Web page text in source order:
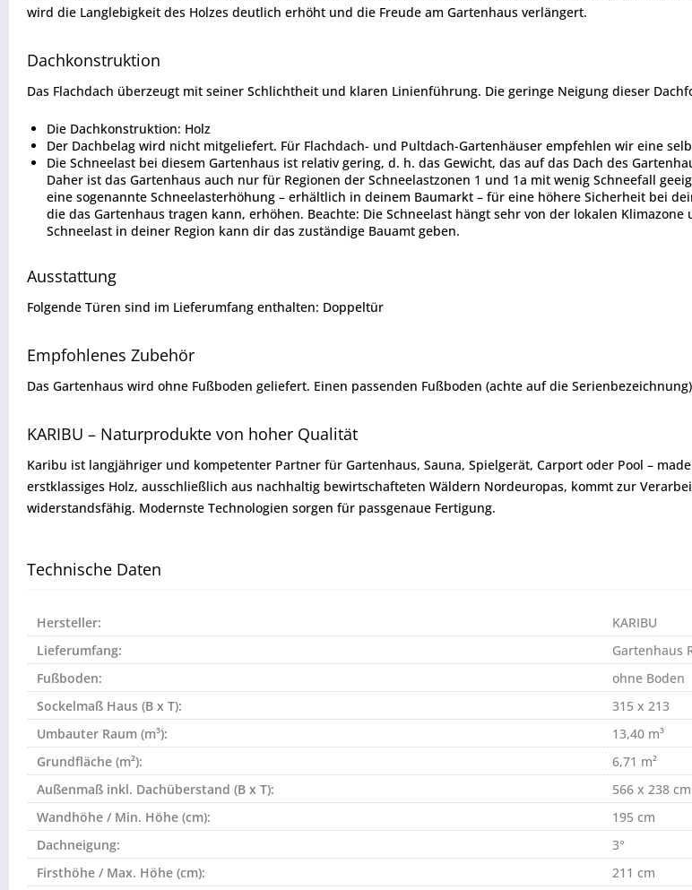
wird die Langlebigkeit des Holzes deutlich erhöht und die Freude am Gartenhaus verlängert.
Dachkonstruktion
Das Flachdach überzeugt mit seiner Schlichtheit und klaren Linienführung. Die geringe Neigung dieser
Die Dachkonstruktion: Holz
Der Dachbelag wird nicht mitgeliefert. Für Flachdach- und Pultdach-Gartenhäuser empfehlen wir eine
Die Schneelast bei diesem Gartenhaus ist relativ gering, d. h. das Gewicht, das auf das Dach des
Daher ist das Gartenhaus auch nur für Regionen der Schneelastzonen 1 und 1a mit wenig Schneefall
eine sogenannte Schneelasterhöhung – erhältlich in deinem Baumarkt – für eine höhere Sicherheit bei
die das Gartenhaus tragen kann, erhöhen. Beachte: Die Schneelast hängt sehr von der lokalen
Schneelast in deiner Region kann dir das zuständige Bauamt geben.
Ausstattung
Folgende Türen sind im Lieferumfang enthalten: Doppeltür
Empfohlenes Zubehör
Das Gartenhaus wird ohne Fußboden geliefert. Einen passenden Fußboden (achte auf die
KARIBU – Naturprodukte von hoher Qualität
Karibu ist langjähriger und kompetenter Partner für Gartenhaus, Sauna, Spielgerät, Carport oder Pool –
erstklassiges Holz, ausschließlich aus nachhaltig bewirtschafteten Wäldern Nordeuropas, kommt zur
widerstandsfähig. Modernste Technologien sorgen für passgenaue Fertigung.
Technische Daten
Hersteller:
KARIBU
Lieferumfang:
Gartenhaus
Fußboden:
ohne Boden
Sockelmaß Haus (B x T):
315 x 213
Umbauter Raum (m³):
13,40 m³
Grundfläche (m²):
6,71 m²
Außenmaß inkl. Dachüberstand (B x T):
566 x 238 cm
Wandhöhe / Min. Höhe (cm):
195 cm
Dachneigung:
3°
Firsthöhe / Max. Höhe (cm):
211 cm